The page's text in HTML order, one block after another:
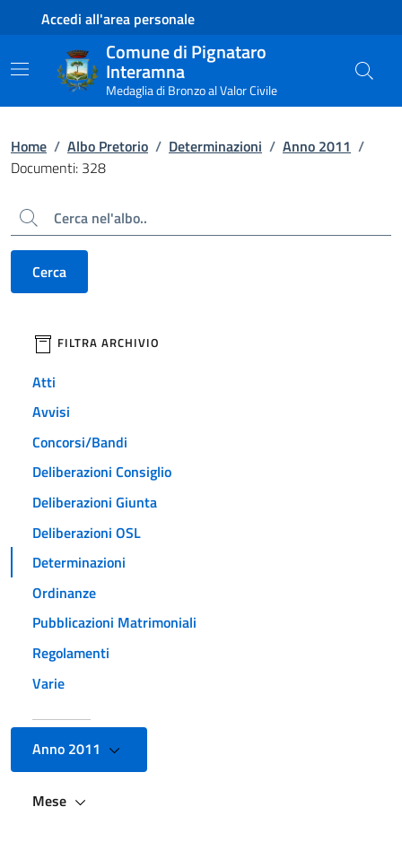
Contenuto principale
Piede di paginaAccedi all'area personale
Comune di Pignataro
Interamna
Medaglia di Bronzo al Valor Civile
Home / Albo Pretorio / Determinazioni / Anno 2011 /
Documenti: 328
Cerca
Cerca
filtri da applicare
FILTRA ARCHIVIO
Atti
Avvisi
Concorsi/Bandi
Deliberazioni Consiglio
Deliberazioni Giunta
Deliberazioni OSL
Determinazioni
Ordinanze
Pubblicazioni Matrimoniali
Regolamenti
Varie
Anno 2011
Mese